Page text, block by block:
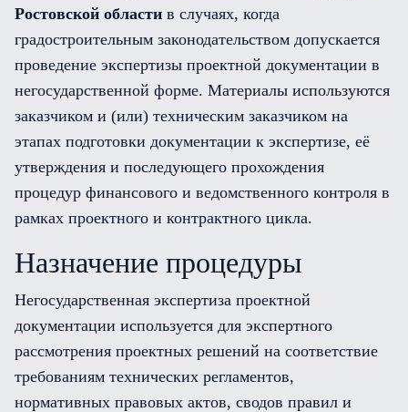
Ростовской области в случаях, когда
градостроительным законодательством допускается
проведение экспертизы проектной документации в
негосударственной форме. Материалы используются
заказчиком и (или) техническим заказчиком на
этапах подготовки документации к экспертизе, её
утверждения и последующего прохождения
процедур финансового и ведомственного контроля в
рамках проектного и контрактного цикла.
Назначение процедуры
Негосударственная экспертиза проектной
документации используется для экспертного
рассмотрения проектных решений на соответствие
требованиям технических регламентов,
нормативных правовых актов, сводов правил и